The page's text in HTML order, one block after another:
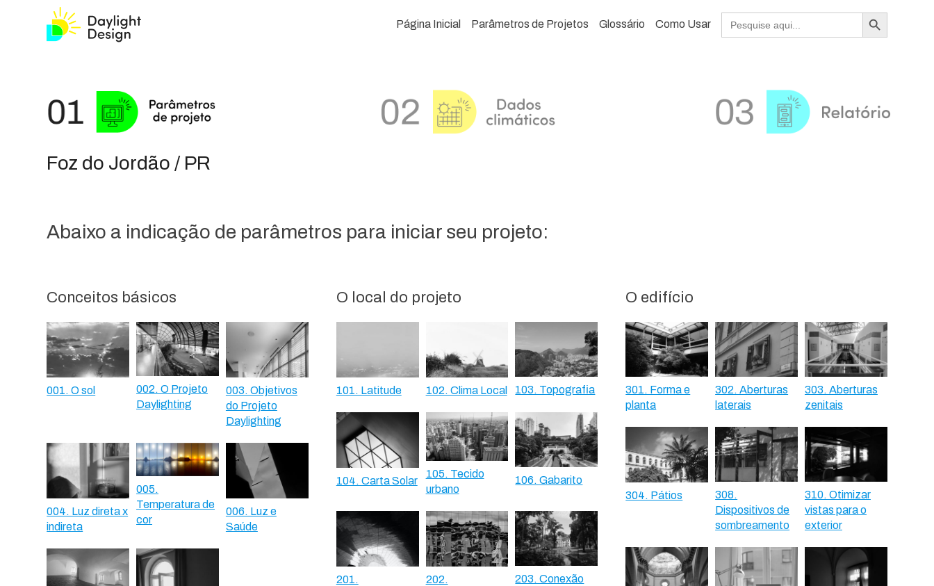
Página Inicial Parâmetros de Projetos Glossário Como Usar
Search
Search Button
Foz do Jordão / PR
Abaixo a indicação de parâmetros para iniciar seu projeto:
Conceitos básicos
001. O sol
002. O Projeto
Daylighting
003. Objetivos
do Projeto
Daylighting
004. Luz direta x
indireta
005.
Temperatura de
cor
006. Luz e
Saúde
O local do projeto
101. Latitude 102. Clima Local 103. Topografia
104. Carta Solar
105. Tecido
urbano
106. Gabarito
201.
202.
203. Conexão
O edifício
301. Forma e
planta
302. Aberturas
laterais
303. Aberturas
zenitais
304. Pátios
308.
Dispositivos de
sombreamento
310. Otimizar
vistas para o
exterior